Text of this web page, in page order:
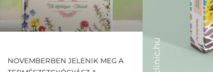
NOVEMBERBEN JELENIK MEG A